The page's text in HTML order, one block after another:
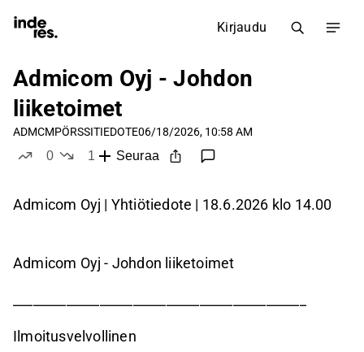
Kirjaudu
Admicom Oyj - Johdon
liiketoimet
ADMCMPÖRSSITIEDOTE06/18/2026, 10:58 AM
0
1
Seuraa
Admicom Oyj | Yhtiötiedote | 18.6.2026 klo 14.00
Admicom Oyj - Johdon liiketoimet
Ilmoitusvelvollinen